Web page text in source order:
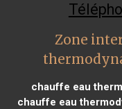
Zone
chauffe eau
chauffe eau